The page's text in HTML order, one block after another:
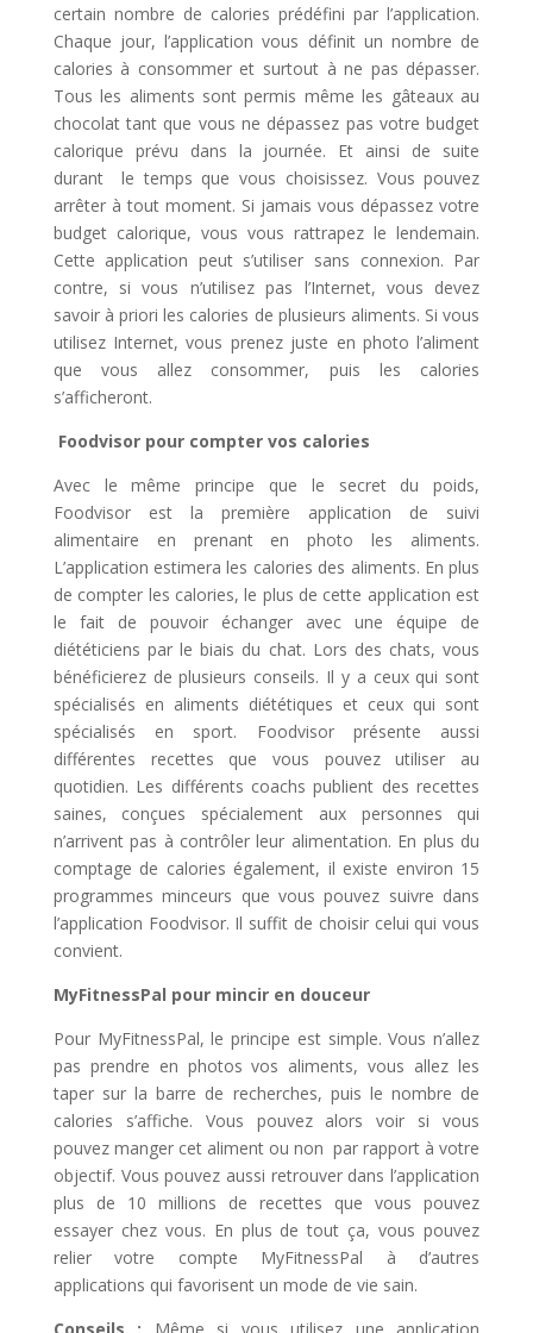
certain nombre de calories prédéfini par l’application.
Chaque jour, l’application vous définit un nombre de
calories à consommer et surtout à ne pas dépasser.
Tous les aliments sont permis même les gâteaux au
chocolat tant que vous ne dépassez pas votre budget
calorique prévu dans la journée. Et ainsi de suite
durant le temps que vous choisissez. Vous pouvez
arrêter à tout moment. Si jamais vous dépassez votre
budget calorique, vous vous rattrapez le lendemain.
Cette application peut s’utiliser sans connexion. Par
contre, si vous n’utilisez pas l’Internet, vous devez
savoir à priori les calories de plusieurs aliments. Si vous
utilisez Internet, vous prenez juste en photo l’aliment
que vous allez consommer, puis les calories
s’afficheront.
Foodvisor pour compter vos calories
Avec le même principe que le secret du poids,
Foodvisor est la première application de suivi
alimentaire en prenant en photo les aliments.
L’application estimera les calories des aliments. En plus
de compter les calories, le plus de cette application est
le fait de pouvoir échanger avec une équipe de
diététiciens par le biais du chat. Lors des chats, vous
bénéficierez de plusieurs conseils. Il y a ceux qui sont
spécialisés en aliments diététiques et ceux qui sont
spécialisés en sport. Foodvisor présente aussi
différentes recettes que vous pouvez utiliser au
quotidien. Les différents coachs publient des recettes
saines, conçues spécialement aux personnes qui
n’arrivent pas à contrôler leur alimentation. En plus du
comptage de calories également, il existe environ 15
programmes minceurs que vous pouvez suivre dans
l’application Foodvisor. Il suffit de choisir celui qui vous
convient.
MyFitnessPal pour mincir en douceur
Pour MyFitnessPal, le principe est simple. Vous n’allez
pas prendre en photos vos aliments, vous allez les
taper sur la barre de recherches, puis le nombre de
calories s’affiche. Vous pouvez alors voir si vous
pouvez manger cet aliment ou non par rapport à votre
objectif. Vous pouvez aussi retrouver dans l’application
plus de 10 millions de recettes que vous pouvez
essayer chez vous. En plus de tout ça, vous pouvez
relier votre compte MyFitnessPal à d’autres
applications qui favorisent un mode de vie sain.